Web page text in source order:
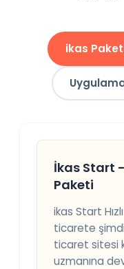
ikas
İkas Start -
Paketi
ikas Start
ticarete
ticaret sitesi
uzmanına